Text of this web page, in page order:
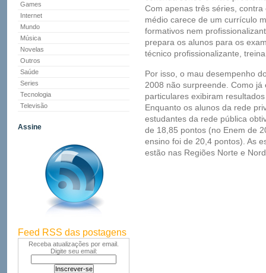
Games
Internet
Mundo
Música
Novelas
Outros
Saúde
Series
Tecnologia
Televisão
Assine
Feed RSS das postagens
Receba atualizações por email.
Digite seu email:
Com apenas três séries,
médio carece de um currículo
formativos nem
prepara os alunos para os
técnico profissionalizante,
Por isso, o mau desempenho
2008 não surpreende. Como
particulares exibiram
Enquanto os alunos da rede
estudantes da rede pública
de 18,85 pontos (no Enem de
ensino foi de 20,4 pontos). As
estão nas Regiões Norte e